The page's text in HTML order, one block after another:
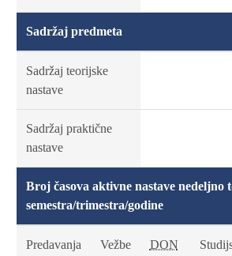
Sadržaj predmeta
Sadržaj teorijske
nastave
Sadržaj praktične
nastave
Broj časova aktivne nastave nedeljno
semestra/trimestra/godine
Predavanja Vežbe DON